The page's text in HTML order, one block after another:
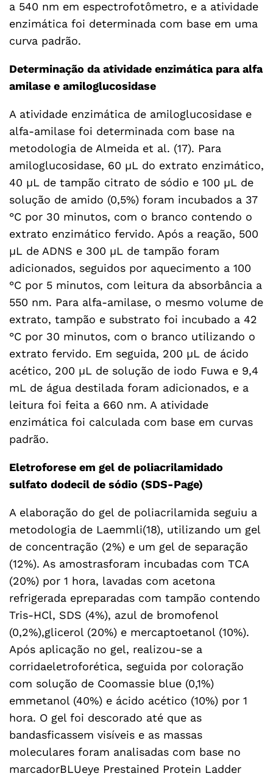
a 540 nm em espectrofotômetro, e a atividade
enzimática foi determinada com base em uma
curva padrão.
Determinação da atividade enzimática para alfa
amilase e amiloglucosidase
A atividade enzimática de amiloglucosidase e
alfa-amilase foi determinada com base na
metodologia de Almeida et al. (17). Para
amiloglucosidase, 60 µL do extrato enzimático,
40 µL de tampão citrato de sódio e 100 µL de
solução de amido (0,5%) foram incubados a 37
°C por 30 minutos, com o branco contendo o
extrato enzimático fervido. Após a reação, 500
µL de ADNS e 300 µL de tampão foram
adicionados, seguidos por aquecimento a 100
°C por 5 minutos, com leitura da absorbância a
550 nm. Para alfa-amilase, o mesmo volume de
extrato, tampão e substrato foi incubado a 42
°C por 30 minutos, com o branco utilizando o
extrato fervido. Em seguida, 200 µL de ácido
acético, 200 µL de solução de iodo Fuwa e 9,4
mL de água destilada foram adicionados, e a
leitura foi feita a 660 nm. A atividade
enzimática foi calculada com base em curvas
padrão.
Eletroforese em gel de poliacrilamidado
sulfato dodecil de sódio (SDS-Page)
A elaboração do gel de poliacrilamida seguiu a
metodologia de Laemmli(18), utilizando um gel
de concentração (2%) e um gel de separação
(12%). As amostrasforam incubadas com TCA
(20%) por 1 hora, lavadas com acetona
refrigerada epreparadas com tampão contendo
Tris-HCl, SDS (4%), azul de bromofenol
(0,2%),glicerol (20%) e mercaptoetanol (10%).
Após aplicação no gel, realizou-se a
corridaeletroforética, seguida por coloração
com solução de Coomassie blue (0,1%)
emmetanol (40%) e ácido acético (10%) por 1
hora. O gel foi descorado até que as
bandasficassem visíveis e as massas
moleculares foram analisadas com base no
marcadorBLUeye Prestained Protein Ladder